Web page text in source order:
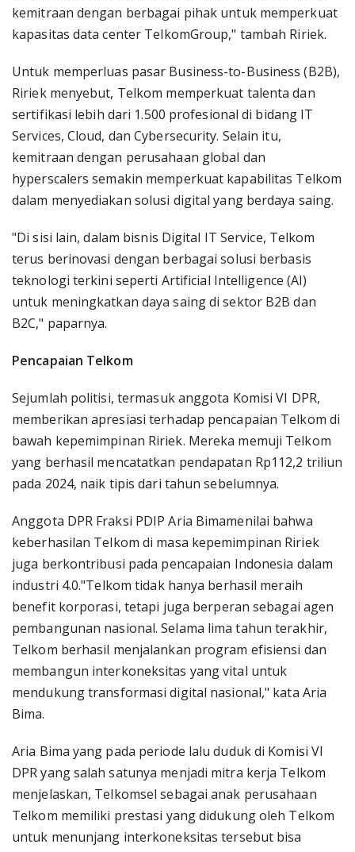
kemitraan dengan berbagai pihak untuk memperkuat
kapasitas data center TelkomGroup," tambah Ririek.
Untuk memperluas pasar Business-to-Business (B2B),
Ririek menyebut, Telkom memperkuat talenta dan
sertifikasi lebih dari 1.500 profesional di bidang IT
Services, Cloud, dan Cybersecurity. Selain itu,
kemitraan dengan perusahaan global dan
hyperscalers semakin memperkuat kapabilitas Telkom
dalam menyediakan solusi digital yang berdaya saing.
"Di sisi lain, dalam bisnis Digital IT Service, Telkom
terus berinovasi dengan berbagai solusi berbasis
teknologi terkini seperti Artificial Intelligence (AI)
untuk meningkatkan daya saing di sektor B2B dan
B2C," paparnya.
Pencapaian Telkom
Sejumlah politisi, termasuk anggota Komisi VI DPR,
memberikan apresiasi terhadap pencapaian Telkom di
bawah kepemimpinan Ririek. Mereka memuji Telkom
yang berhasil mencatatkan pendapatan Rp112,2 triliun
pada 2024, naik tipis dari tahun sebelumnya.
Anggota DPR Fraksi PDIP Aria Bimamenilai bahwa
keberhasilan Telkom di masa kepemimpinan Ririek
juga berkontribusi pada pencapaian Indonesia dalam
industri 4.0."Telkom tidak hanya berhasil meraih
benefit korporasi, tetapi juga berperan sebagai agen
pembangunan nasional. Selama lima tahun terakhir,
Telkom berhasil menjalankan program efisiensi dan
membangun interkoneksitas yang vital untuk
mendukung transformasi digital nasional," kata Aria
Bima.
Aria Bima yang pada periode lalu duduk di Komisi VI
DPR yang salah satunya menjadi mitra kerja Telkom
menjelaskan, Telkomsel sebagai anak perusahaan
Telkom memiliki prestasi yang didukung oleh Telkom
untuk menunjang interkoneksitas tersebut bisa